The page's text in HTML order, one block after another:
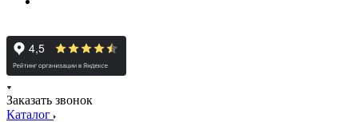
Заказать звонок
Каталог